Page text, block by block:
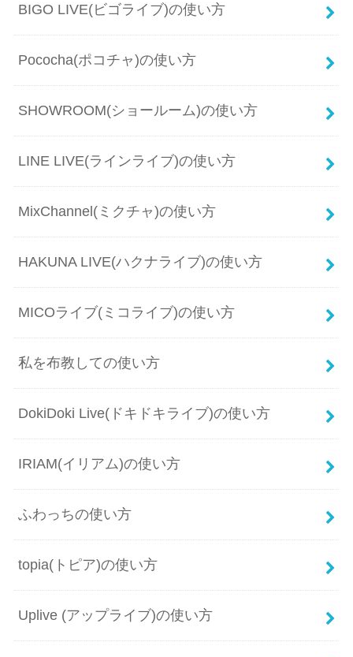
BIGO LIVE(ビゴライブ)の使い方
Pococha(ポコチャ)の使い方
SHOWROOM(ショールーム)の使い方
LINE LIVE(ラインライブ)の使い方
MixChannel(ミクチャ)の使い方
HAKUNA LIVE(ハクナライブ)の使い方
MICOライブ(ミコライブ)の使い方
私を布教しての使い方
DokiDoki Live(ドキドキライブ)の使い方
IRIAM(イリアム)の使い方
ふわっちの使い方
topia(トピア)の使い方
Uplive (アップライブ)の使い方